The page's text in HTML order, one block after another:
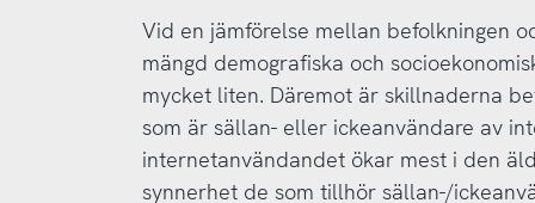
Vid en jämförelse mellan befolkningen
mängd demografiska och
mycket liten. Däremot är skillnaderna
som är sällan- eller ickeanvändare av
internetanvändandet ökar mest i den
synnerhet de som tillhör sällan-/